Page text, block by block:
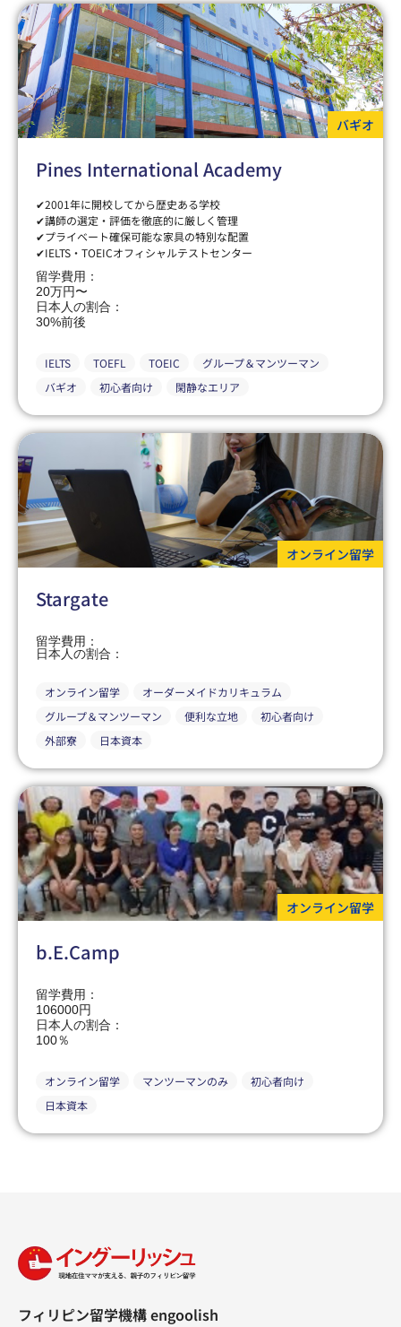
バギオ
Pines International Academy
✔2001年に開校してから歴史ある学校
✔講師の選定・評価を徹底的に厳しく管理
✔プライベート確保可能な家具の特別な配置
✔IELTS・TOEICオフィシャルテストセンター
留学費用：
20万円〜
日本人の割合：
30%前後
IELTS TOEFL TOEIC
グループ＆マンツーマン
バギオ
初心者向け 閑静なエリア
オンライン留学
Stargate
留学費用：
日本人の割合：
オンライン留学
オーダーメイドカリキュラム
グループ＆マンツーマン
便利な立地
初心者向け
外部寮
日本資本
オンライン留学
b.E.Camp
留学費用：
106000円
日本人の割合：
100％
オンライン留学 マンツーマンのみ
初心者向け
日本資本
フィリピン留学機構 engoolish